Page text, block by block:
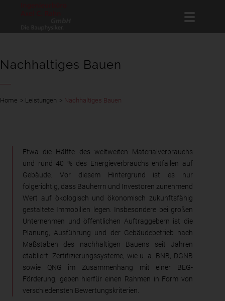
Nachhaltiges Bauen
Home > Leistungen > Nachhaltiges Bauen
Etwa die Hälfte des weltweiten Materialverbrauchs
und rund 40 % des Energieverbrauchs entfallen auf
Gebäude. Vor diesem Hintergrund ist es nur
folgerichtig, dass Bauherrn und Investoren zunehmend
Wert auf ökologisch und ökonomisch zukunftsfähig
gestaltete Immobilien legen. Insbesondere bei großen
Unternehmen und öffentlichen Auftraggebern ist die
Planung, Ausführung und der Gebäudebetrieb nach
Maßstäben des nachhaltigen Bauens seit Jahren
etabliert. Zertifizierungssysteme, wie u. a. BNB, DGNB
sowie QNG im Zusammenhang mit einer BEG-
Förderung, geben hierfür einen Rahmen in Form von
verschiedensten Bewertungskriterien.